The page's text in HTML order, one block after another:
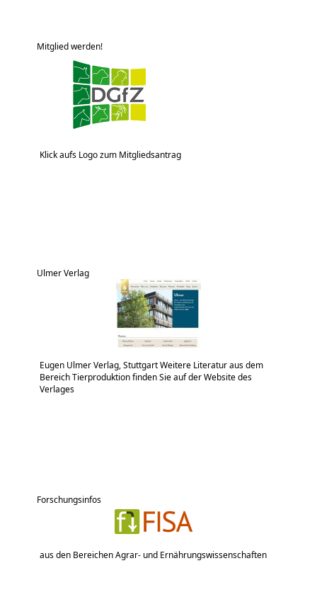
Mitglied werden!
Klick aufs Logo zum Mitgliedsantrag
Ulmer Verlag
Eugen Ulmer Verlag, Stuttgart Weitere Literatur aus dem
Bereich Tierproduktion finden Sie auf der Website des
Verlages
Forschungsinfos
aus den Bereichen Agrar- und Ernährungswissenschaften